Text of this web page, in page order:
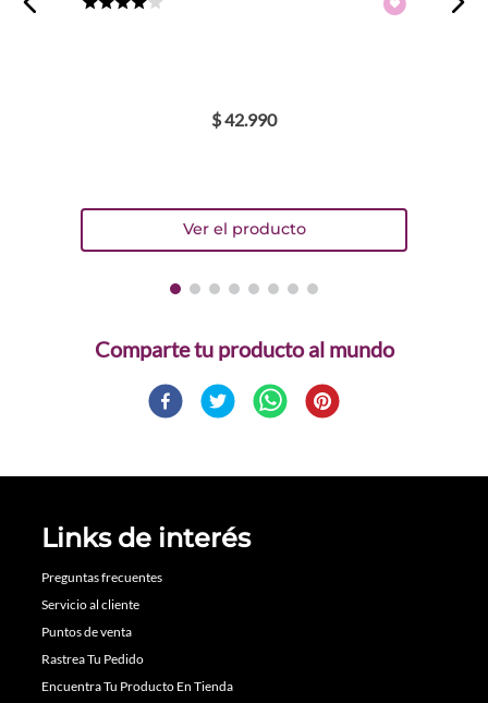
$42.990
Comparte
Links de interés
Preguntas frecuentes
Servicio al cliente
Puntos de venta
Rastrea Tu Pedido
Encuentra Tu Producto En Tienda